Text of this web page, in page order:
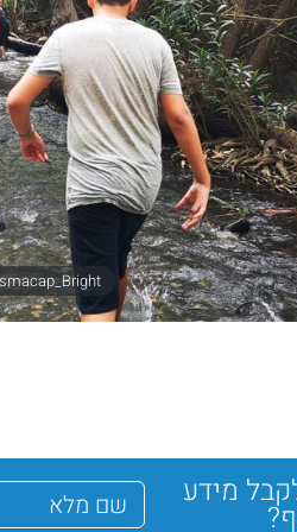
smacap_Bright
מידע